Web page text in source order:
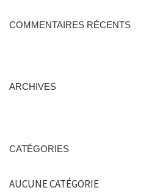
COMMENTAIRES RÉCENTS
ARCHIVES
CATÉGORIES
AUCUNE CATÉGORIE